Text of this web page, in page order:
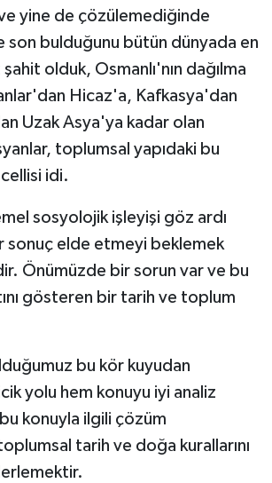
ve yine de çözülemediğinde
son bulduğunu bütün dünyada en
olduk, Osmanlı'nın dağılma
Hicaz'a, Kafkasya'dan
Uzak Asya'ya kadar olan
toplumsal yapıdaki bu
idi.
sosyolojik işleyişi göz ardı
sonuç elde etmeyi beklemek
Önümüzde bir sorun var ve bu
gösteren bir tarih ve toplum
bu kör kuyudan
yolu hem konuyu iyi analiz
konuyla ilgili çözüm
tarih ve doğa kurallarını